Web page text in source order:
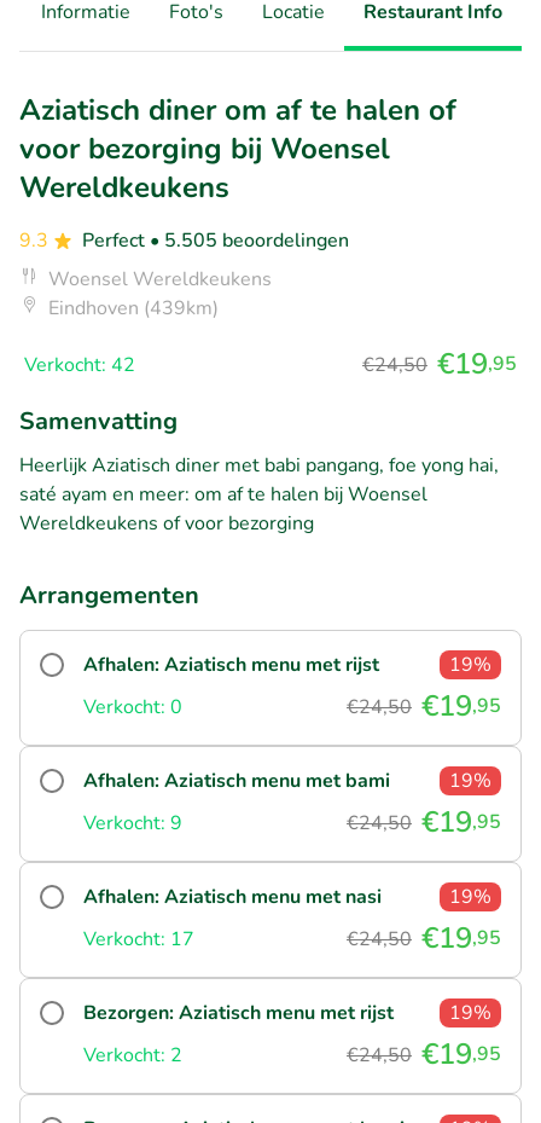
Informatie Foto's Locatie Restaurant Info
Aziatisch diner om af te halen of
voor bezorging bij Woensel
Wereldkeukens
9.3 Perfect • 5.505 beoordelingen
Woensel Wereldkeukens
Eindhoven (439km)
Verkocht: 42 €24,50 €19,95
Samenvatting
Heerlijk Aziatisch diner met babi pangang, foe yong hai,
saté ayam en meer: om af te halen bij Woensel
Wereldkeukens of voor bezorging
Arrangementen
Afhalen: Aziatisch menu met rijst
19%
Verkocht: 0
€24,50 €19,95
Afhalen: Aziatisch menu met bami
19%
Verkocht: 9
€24,50 €19,95
Afhalen: Aziatisch menu met nasi
19%
Verkocht: 17
€24,50 €19,95
Bezorgen: Aziatisch menu met rijst
19%
Verkocht: 2
€24,50 €19,95